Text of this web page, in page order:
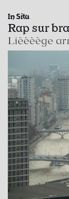
In Situ
Rap sur
Lièèèège